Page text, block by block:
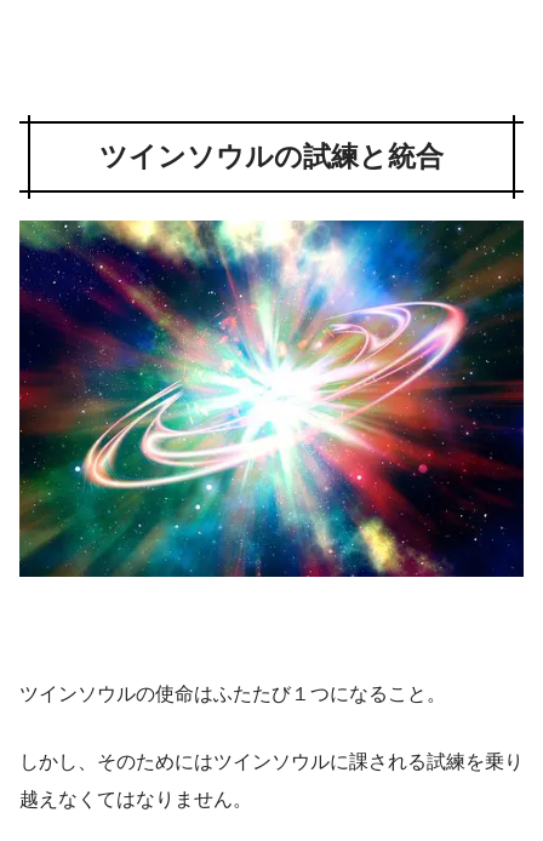
ツインソウルの試練と統合
ツインソウルの使命はふたたび１つになること。
しかし、そのためにはツインソウルに課される試練を乗り
越えなくてはなりません。